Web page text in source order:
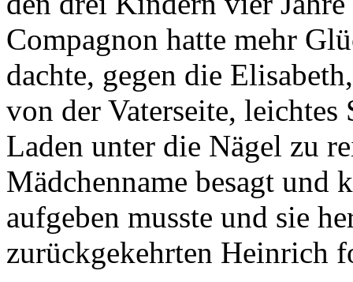
Compagnon hatte mehr
dachte, gegen die
von der Vaterseite,
Laden unter die Nägel zu
Mädchenname besagt und
aufgeben musste und sie
zurückgekehrten Heinrich